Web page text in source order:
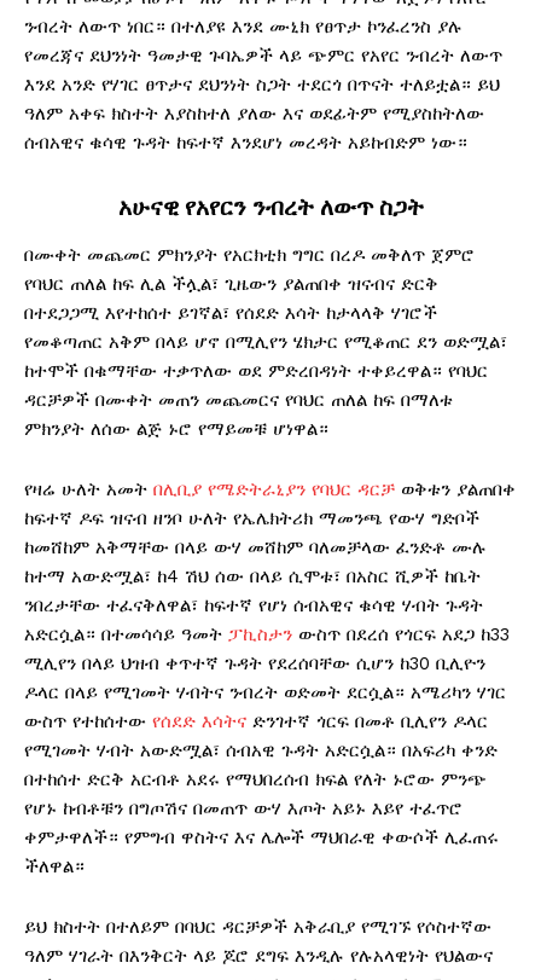
ንብረት ለውጥ ነበር። በተለያዩ እንደ ሙኒክ የፀጥታ ኮንፈረንስ ያሉ
የመረጃና ደህንነት ዓመታዊ ጉባኤዎች ላይ ጭምር የአየር ንብረት ለውጥ
እንደ አንድ የሃገር ፀጥታና ደህንነት ስጋት ተደርጎ በጥናት ተለይቷል። ይህ
ዓለም አቀፍ ክስተት እያስከተለ ያለው እና ወደፊትም የሚያስከትለው
ሰብአዊና ቁሳዊ ጉዳት ከፍተኛ እንደሆነ መረዳት አይከብድም ነው።
አሁናዊ የአየርን ንብረት ለውጥ ስጋት
በሙቀት መጨመር ምክንያት የአርክቲክ ግግር በረዶ መቅለጥ ጀምሮ
የባህር ጠለል ከፍ ሊል ችሏል፣ ጊዜውን ያልጠበቀ ዝናብና ድርቅ
በተደጋጋሚ እየተከሰተ ይገኛል፣ የሰደድ እሳት ከታላላቅ ሃገሮች
የመቆጣጠር አቅም በላይ ሆኖ በሚሊየን ሄክታር የሚቆጠር ደን ወድሟል፣
ከተሞች በቁማቸው ተቃጥለው ወደ ምድረበዳነት ተቀይረዋል። የባህር
ዳርቻዎች በሙቀት መጠን መጨመርና የባህር ጠለል ከፍ በማለቱ
ምክንያት ለሰው ልጅ ኑሮ የማይመቹ ሆነዋል።
የዛሬ ሁለት አመት በሊቢያ የሜድትራኒያን የባህር ዳርቻ ወቅቱን ያልጠበቀ
ከፍተኛ ዶፍ ዝናብ ዘንቦ ሁለት የኤሌክትሪክ ማመንጫ የውሃ ግድቦች
ከመሸከም አቅማቸው በላይ ውሃ መሸከም ባለመቻላው ፈንድቶ ሙሉ
ከተማ አውድሟል፣ ከ4 ሽህ ሰው በላይ ሲሞቱ፣ በአስር ሺዎች ከቤት
ንበረታቸው ተፈናቅለዋል፣ ከፍተኛ የሆነ ሰብአዊና ቁሳዊ ሃብት ጉዳት
አድርሷል። በተመሳሳይ ዓመት ፓኪስታን ውስጥ በደረሰ የጎርፍ አደጋ ከ33
ሚሊየን በላይ ህዝብ ቀጥተኛ ጉዳት የደረሰባቸው ሲሆን ከ30 ቢሊዮን
ዶላር በላይ የሚገመት ሃብትና ንብረት ወድመት ደርሷል። አሜሪካን ሃገር
ውስጥ የተከሰተው የሰደድ እሳትና ድንገተኛ ጎርፍ በመቶ ቢሊየን ዶላር
የሚገመት ሃብት አውድሟል፣ ሰብአዊ ጉዳት አድርሷል። በአፍሪካ ቀንድ
በተከሰተ ድርቅ አርብቶ አደሩ የማህበረሰብ ክፍል የለት ኑሮው ምንጭ
የሆኑ ከብቶቹን በግጦሽና በመጠጥ ውሃ እጦት አይኑ እይየ ተፈጥሮ
ቀምታዋለች። የምግብ ዋስትና እና ሌሎች ማህበራዊ ቀውሶች ሊፈጠሩ
ችለዋል።
ይህ ክስተት በተለይም በባህር ዳርቻዎች አቅራቢያ የሚገኙ የሶስተኛው
ዓለም ሃገራት በእንቅርት ላይ ጆሮ ደግፍ እንዲሉ የሉአላዊነት የህልውና